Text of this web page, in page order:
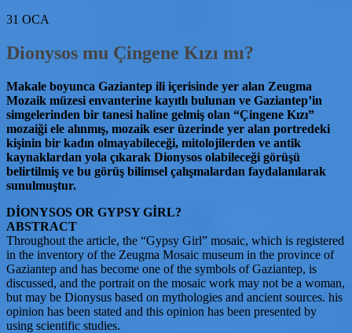
31 OCA
Dionysos mu Çingene Kızı mı?
Makale boyunca Gaziantep ili içerisinde yer alan Zeugma
Mozaik müzesi envanterine kayıtlı bulunan ve Gaziantep’in
simgelerinden bir tanesi haline gelmiş olan “Çingene Kızı”
mozaiği ele alınmış, mozaik eser üzerinde yer alan portredeki
kişinin bir kadın olmayabileceği, mitolojilerden ve antik
kaynaklardan yola çıkarak Dionysos olabileceği görüşü
belirtilmiş ve bu görüş bilimsel çalışmalardan faydalanılarak
sunulmuştur.
DİONYSOS OR GYPSY GİRL?
ABSTRACT
Throughout the article, the “Gypsy Girl” mosaic, which is registered
in the inventory of the Zeugma Mosaic museum in the province of
Gaziantep and has become one of the symbols of Gaziantep, is
discussed, and the portrait on the mosaic work may not be a woman,
but may be Dionysus based on mythologies and ancient sources. his
opinion has been stated and this opinion has been presented by
using scientific studies.